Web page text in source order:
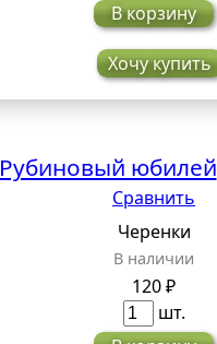
В корзину
Хочу купить
Рубиновый юбилей
Сравнить
Черенки
В наличии
120 ₽
шт.